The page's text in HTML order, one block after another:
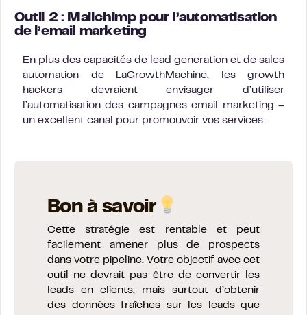
Outil 2 : Mailchimp pour l’automatisation
de l’email marketing
En plus des capacités de lead generation et de sales
automation de LaGrowthMachine, les growth
hackers devraient envisager d’utiliser
l’automatisation des campagnes email marketing –
un excellent canal pour promouvoir vos services.
Bon à savoir
Cette stratégie est rentable et peut
facilement amener plus de prospects
dans votre pipeline. Votre objectif avec cet
outil ne devrait pas être de convertir les
leads en clients, mais surtout d’obtenir
des données fraîches sur les leads que